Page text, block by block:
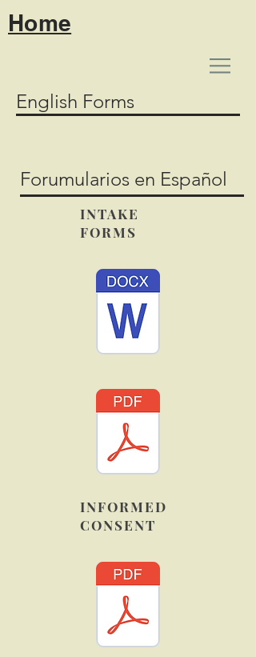
Home
English Forms
Forumularios en Español
INTAKE
FORMS
INFORMED
CONSENT